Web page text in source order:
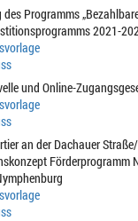
des Programms
2021-
und Online-
an der Dachauer
Förderprogramm